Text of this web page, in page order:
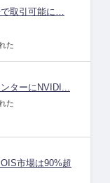
で取引可能に…
た
ターにNVIDI...
た
市場は90%超